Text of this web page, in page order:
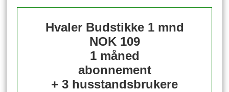
Hvaler Budstikke 1 mnd
NOK 109
1 måned
abonnement
+ 3 husstandsbrukere